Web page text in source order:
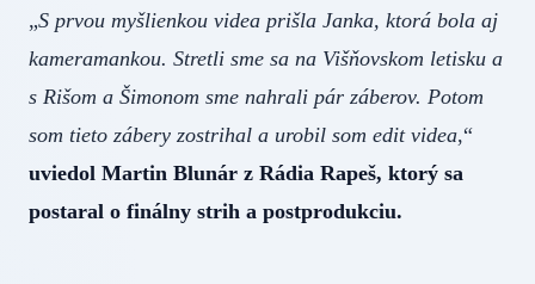
„S prvou myšlienkou videa prišla Janka, ktorá bola aj
kameramankou. Stretli sme sa na Višňovskom letisku a
s Rišom a Šimonom sme nahrali pár záberov. Potom
som tieto zábery zostrihal a urobil som edit videa,“
uviedol Martin Blunár z Rádia Rapeš, ktorý sa
postaral o finálny strih a postprodukciu.